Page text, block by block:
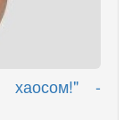
хаосом!" -